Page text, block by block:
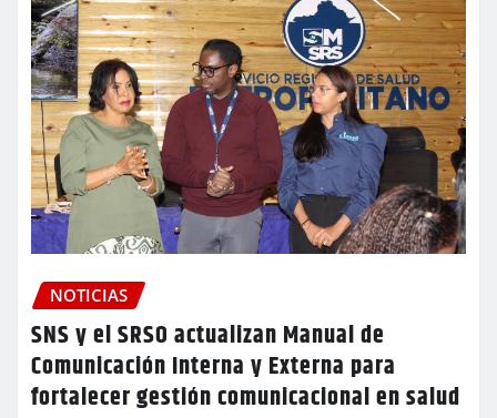
NOTICIAS
SNS y el SRSO actualizan Manual de
Comunicación Interna y Externa para
fortalecer gestión comunicacional en salud